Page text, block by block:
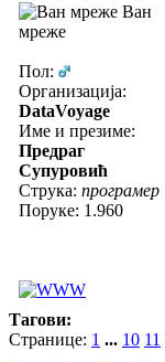
Ван
мреже
Пол:
Организација:
DataVoyage
Име и презиме:
Предраг
Супуровић
Струка: програмер
Поруке: 1.960
Тагови:
Странице: 1 ... 10 11